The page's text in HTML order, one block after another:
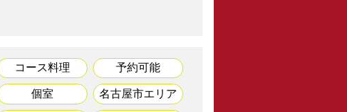
コース料理 予約可能
個室 名古屋市エリア